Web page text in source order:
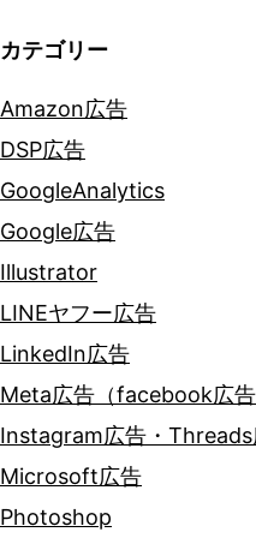
カテゴリー
Amazon広告
DSP広告
GoogleAnalytics
Google広告
Illustrator
LINEヤフー広告
LinkedIn広告
Meta広告（facebook広告
Instagram広告・Threads
Microsoft広告
Photoshop